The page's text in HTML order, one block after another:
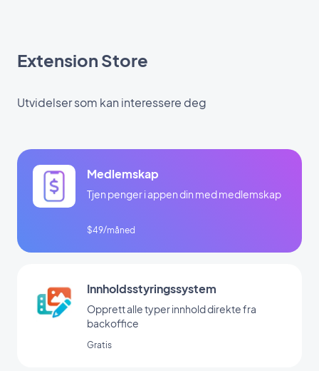
Extension Store
Utvidelser som kan interessere deg
Medlemskap
Tjen penger i appen din med medlemskap
$49/måned
Innholdsstyringssystem
Opprett alle typer innhold direkte fra
backoffice
Gratis